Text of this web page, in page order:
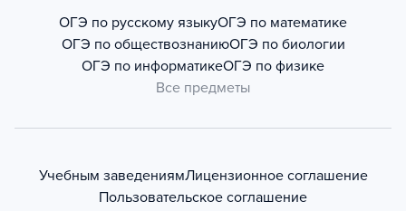
ОГЭ по русскому языкуОГЭ по математике
ОГЭ по обществознаниюОГЭ по биологии
ОГЭ по информатикеОГЭ по физике
Все предметы
Учебным заведениямЛицензионное соглашение
Пользовательское соглашение